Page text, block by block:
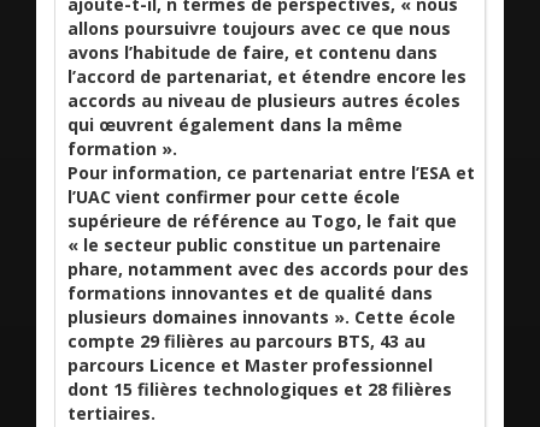
ajoute-t-il, n termes de perspectives, « nous
allons poursuivre toujours avec ce que nous
avons l’habitude de faire, et contenu dans
l’accord de partenariat, et étendre encore les
accords au niveau de plusieurs autres écoles
qui œuvrent également dans la même
formation ».
Pour information, ce partenariat entre l’ESA et
l’UAC vient confirmer pour cette école
supérieure de référence au Togo, le fait que
« le secteur public constitue un partenaire
phare, notamment avec des accords pour des
formations innovantes et de qualité dans
plusieurs domaines innovants ». Cette école
compte 29 filières au parcours BTS, 43 au
parcours Licence et Master professionnel
dont 15 filières technologiques et 28 filières
tertiaires.